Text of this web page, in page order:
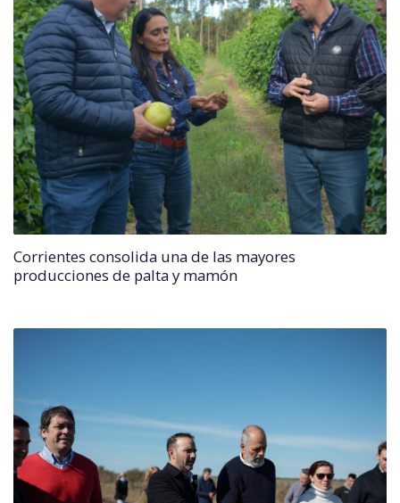
Corrientes consolida una de las mayores
producciones de palta y mamón